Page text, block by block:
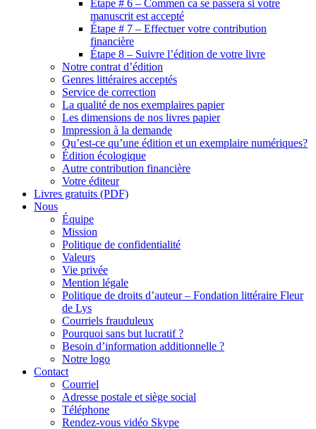
Étape # 6 – Commen ca se passera si votre
manuscrit est accepté
Étape # 7 – Effectuer votre contribution
financière
Étape 8 – Suivre l’édition de votre livre
Notre contrat d’édition
Genres littéraires acceptés
Service de correction
La qualité de nos exemplaires papier
Les dimensions de nos livres papier
Impression à la demande
Qu’est-ce qu’une édition et un exemplaire numériques?
Édition écologique
Autre contribution financière
Votre éditeur
Livres gratuits (PDF)
Nous
Équipe
Mission
Politique de confidentialité
Valeurs
Vie privée
Mention légale
Politique de droits d’auteur – Fondation littéraire Fleur
de Lys
Courriels frauduleux
Pourquoi sans but lucratif ?
Besoin d’information additionnelle ?
Notre logo
Contact
Courriel
Adresse postale et siège social
Téléphone
Rendez-vous vidéo Skype